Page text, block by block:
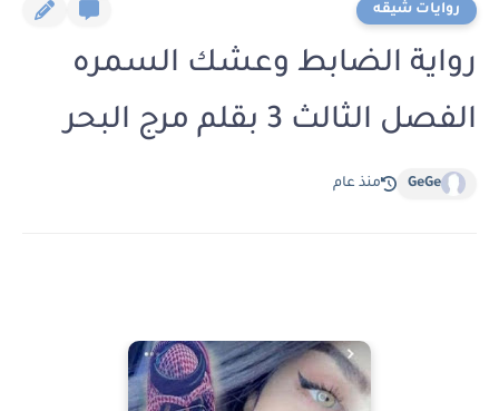
روايات شيقه
رواية الضابط وعشك السمره
الفصل الثالث 3 بقلم مرج البحر
GeGe منذ عام